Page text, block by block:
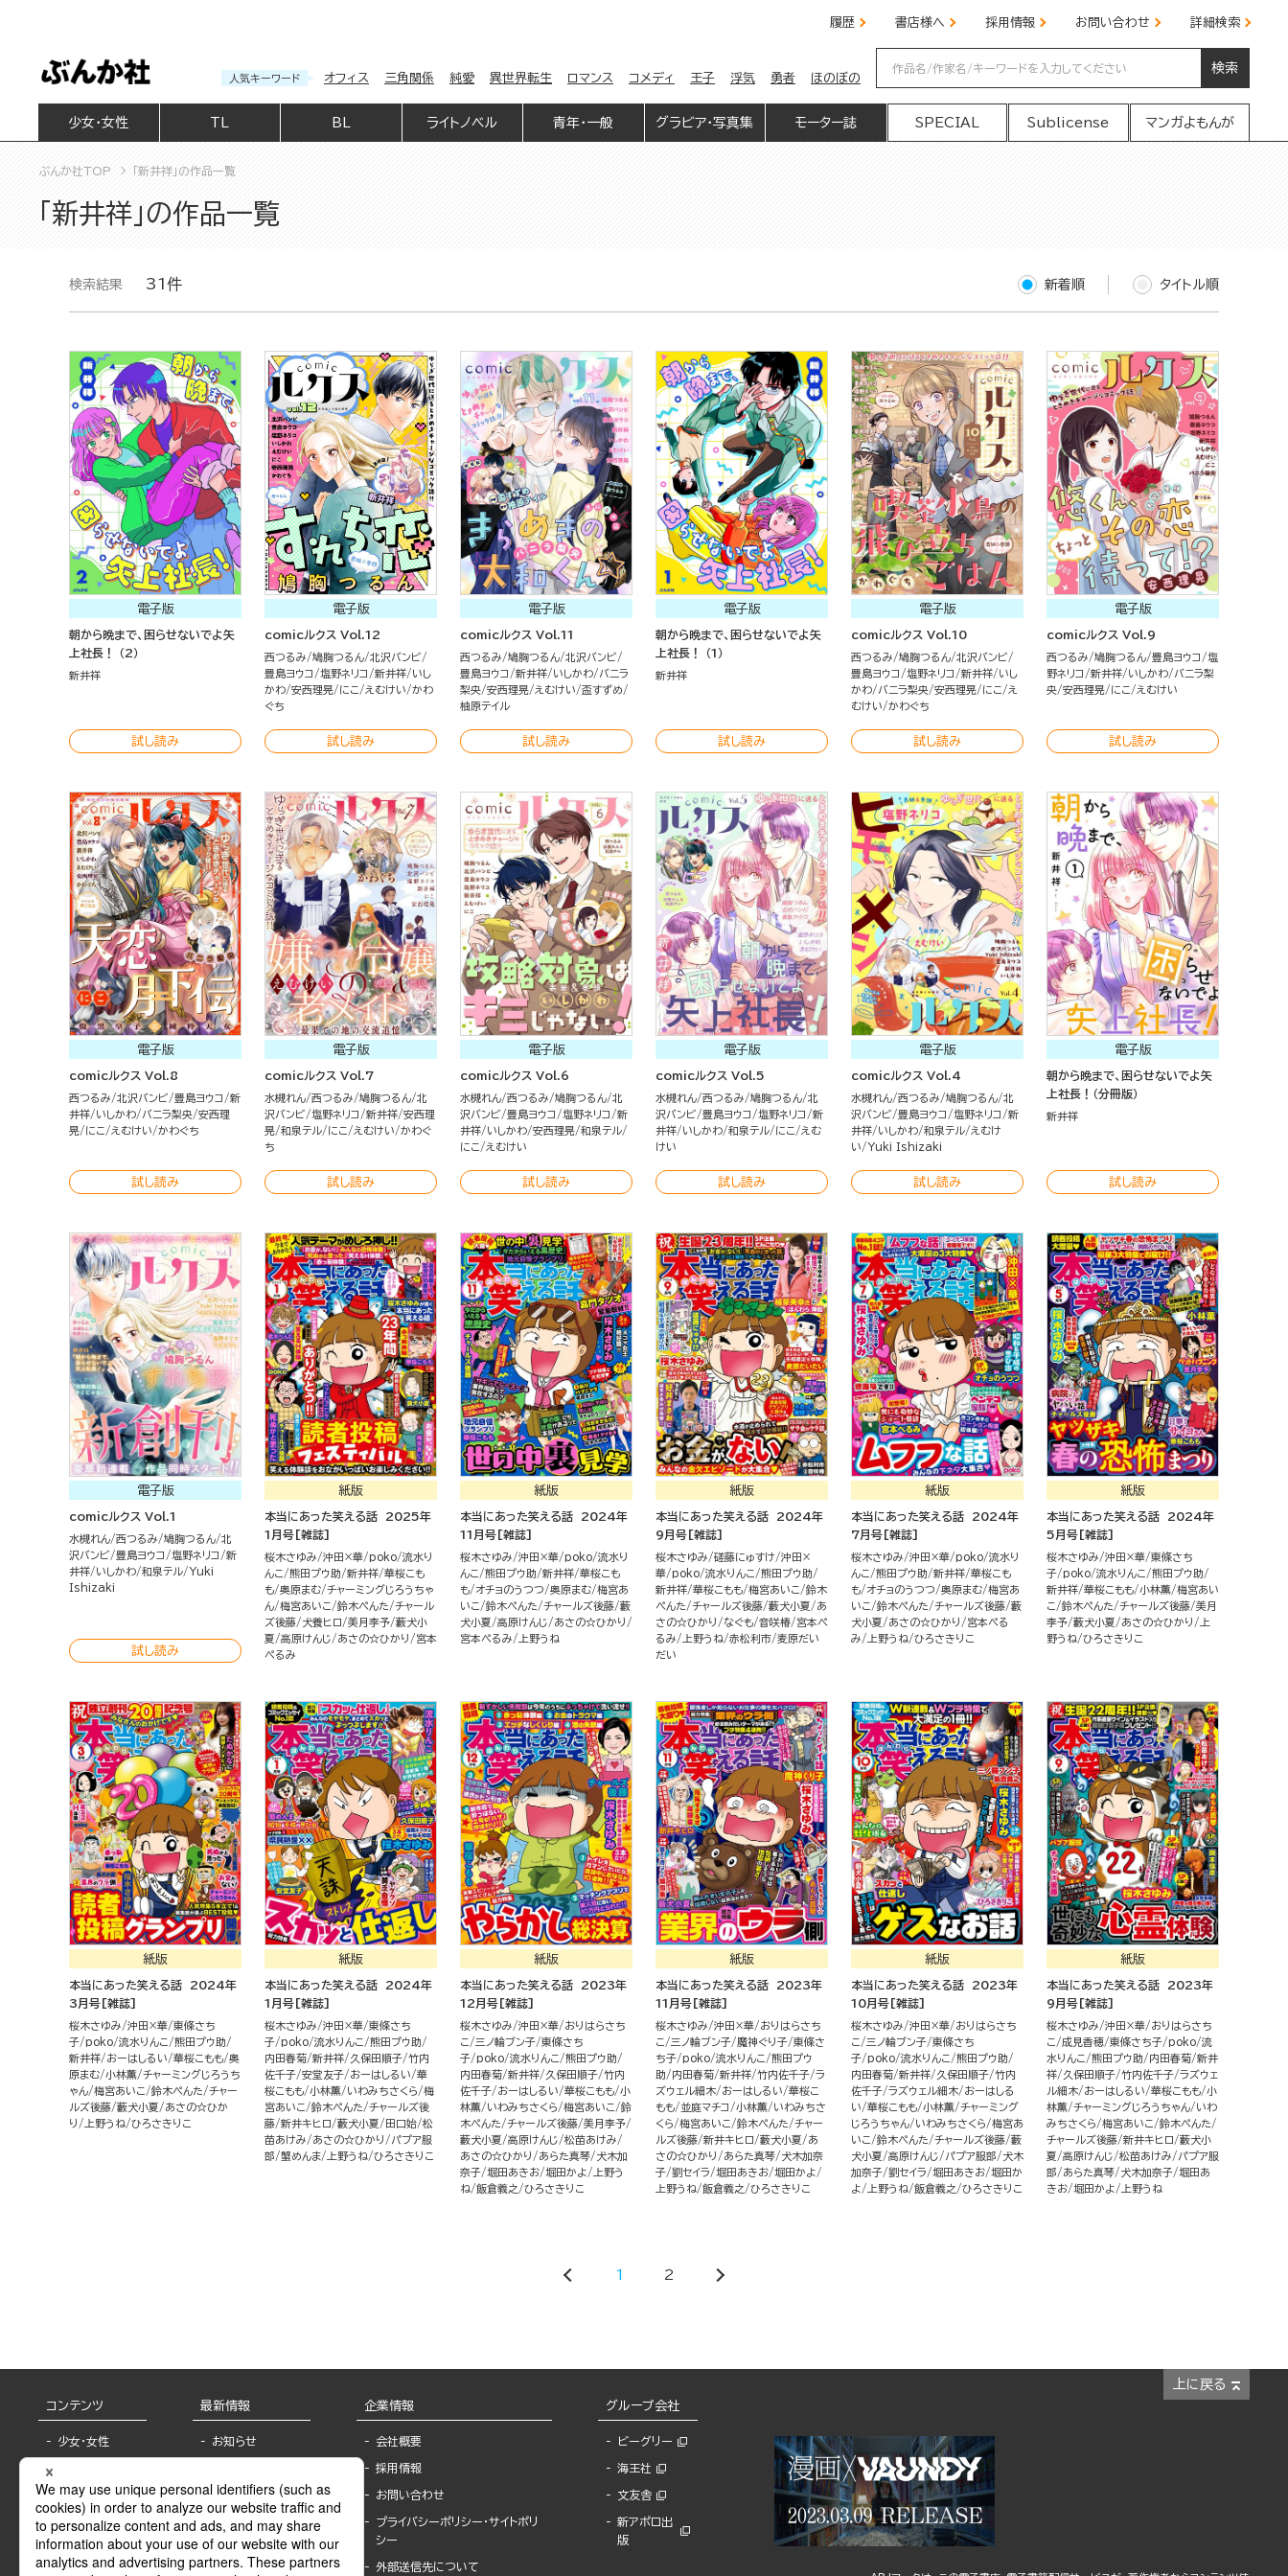
履歴 書店様へ 採用情報 お問い合わせ 詳細検索
人気キーワード オフィス 三角関係 純愛 異世界転生 ロマンス コメディ 王子 浮気 勇者 ほのぼの
検索
少女・女性 BL ライトノベル 青年・一般 グラビア・写真集 モーター誌 SPECIAL Sublicense マンガよもんが
ぶんか社TOP 「新井祥」の作品一覧
「新井祥」の作品一覧
検索結果 31件 新着順 タイトル順
電子版
朝から晩まで、困らせないでよ矢
上社長！ （2）
新井祥
試し読み
電子版
comicルクス Vol.12
西つるみ 鳩胸つるん 北沢バンビ
豊島ヨウコ
塩野ネリコ 新井祥
いし
かわ 安西理晃 にこ えむけい
かわ
ぐち
試し読み
電子版
comicルクス Vol.11
西つるみ 鳩胸つるん 北沢バンビ
豊島ヨウコ
新井祥 いしかわ
バニラ
梨央 安西理晃 えむけい
盃すずめ
柚原テイル
試し読み
電子版
朝から晩まで、困らせないでよ矢
上社長！ （1）
新井祥
試し読み
電子版
comicルクス Vol.10
西つるみ 鳩胸つるん 北沢バンビ
豊島ヨウコ
塩野ネリコ 新井祥
いし
かわ
バニラ梨央 安西理晃 にこ
え
むけい
かわぐち
試し読み
電子版
comicルクス Vol.9
西つるみ 鳩胸つるん 豊島ヨウコ
塩
野ネリコ
新井祥 いしかわ
バニラ梨
央 安西理晃 にこ えむけい
試し読み
電子版
comicルクス Vol.8
西つるみ 北沢バンビ 豊島ヨウコ
新
井祥
いしかわ バニラ梨央 安西理
晃
にこ えむけい かわぐち
試し読み
電子版
comicルクス Vol.7
水槻れん 西つるみ 鳩胸つるん 北
沢バンビ
塩野ネリコ 新井祥 安西理
晃 和泉テル にこ えむけい
かわぐ
ち
試し読み
電子版
comicルクス Vol.6
水槻れん 西つるみ 鳩胸つるん 北
沢バンビ
豊島ヨウコ 塩野ネリコ
新
井祥
いしかわ 安西理晃 和泉テル
にこ
えむけい
試し読み
電子版
comicルクス Vol.5
水槻れん 西つるみ 鳩胸つるん 北
沢バンビ
豊島ヨウコ 塩野ネリコ
新
井祥
いしかわ 和泉テル にこ
えむ
けい
試し読み
電子版
comicルクス Vol.4
水槻れん 西つるみ 鳩胸つるん 北
沢バンビ
豊島ヨウコ 塩野ネリコ
新
井祥
いしかわ 和泉テル
えむけ
い
Yuki Ishizaki
試し読み
電子版
朝から晩まで、困らせないでよ矢
上社長！（分冊版）
新井祥
試し読み
電子版
comicルクス Vol.1
水槻れん 西つるみ 鳩胸つるん 北
沢バンビ
豊島ヨウコ 塩野ネリコ
新
井祥
いしかわ 和泉テル Yuki
Ishizaki
試し読み
紙版
本当にあった笑える話 2025年
1月号[雑誌]
桜木さゆみ 沖田×華 poko 流水り
んこ
熊田プウ助 新井祥 華桜こも
も 奥原まむ チャーミングじろうちゃ
ん 梅宮あいこ 鈴木ぺんた
チャール
ズ後藤
犬養ヒロ 美月李予 藪犬小
夏
高原けんじ あさの☆ひかり
宮本
ぺるみ
紙版
本当にあった笑える話 2024年
11月号[雑誌]
桜木さゆみ 沖田×華 poko 流水り
んこ
熊田プウ助 新井祥 華桜こも
も
オチョのうつつ 奥原まむ 梅宮あ
いこ
鈴木ぺんた チャールズ後藤 藪
犬小夏
高原けんじ
あさの☆ひかり
宮本ぺるみ
上野うね
紙版
本当にあった笑える話 2024年
9月号[雑誌]
桜木さゆみ 磋藤にゅすけ
沖田×
華
poko 流水りんこ
熊田プウ助
新井祥 華桜こもも 梅宮あいこ
鈴木
ぺんた
チャールズ後藤 藪犬小夏
あ
さの☆ひかり
なぐも 音咲椿
宮本ぺ
るみ
上野うね 赤松利市 麦原だい
だい
紙版
本当にあった笑える話 2024年
7月号[雑誌]
桜木さゆみ 沖田×華 poko 流水り
んこ
熊田プウ助 新井祥 華桜こも
も
オチョのうつつ 奥原まむ 梅宮あ
いこ
鈴木ぺんた チャールズ後藤 藪
犬小夏
あさの☆ひかり
宮本ぺる
み
上野うね ひろさきりこ
紙版
本当にあった笑える話 2024年
5月号[雑誌]
桜木さゆみ 沖田×華 東條さち
子
poko 流水りんこ
熊田プウ助
新井祥 華桜こもも 小林薫 梅宮あい
こ
鈴木ぺんた チャールズ後藤 美月
李予 藪犬小夏 あさの☆ひかり
上
野うね ひろさきりこ
紙版
本当にあった笑える話 2024年
3月号[雑誌]
桜木さゆみ 沖田×華 東條さち
子
poko 流水りんこ
熊田プウ助
新井祥
おーはしるい 華桜こもも 奥
原まむ 小林薫 チャーミングじろうち
ゃん 梅宮あいこ 鈴木ぺんた
チャー
ルズ後藤 藪犬小夏
あさの☆ひか
り
上野うね ひろさきりこ
紙版
本当にあった笑える話 2024年
1月号[雑誌]
桜木さゆみ 沖田×華 東條さち
子
poko 流水りんこ
熊田プウ助
内田春菊 新井祥 久保田順子 竹内
佐千子 安堂友子 おーはしるい
華
桜こもも 小林薫 いわみちさくら
梅
宮あいこ
鈴木ぺんた
チャールズ後
藤 新井キヒロ 藪犬小夏 田口始 松
苗あけみ
あさの☆ひかり
パプア服
部
蟹めんま 上野うね ひろさきりこ
紙版
本当にあった笑える話 2023年
12月号[雑誌]
桜木さゆみ 沖田×華
おりはらさち
こ
三ノ輪ブン子 東條さち
子
poko 流水りんこ
熊田プウ助
内田春菊 新井祥 久保田順子 竹内
佐千子
おーはしるい 華桜こもも 小
林薫
いわみちさくら 梅宮あいこ
鈴
木ぺんた
チャールズ後藤 美月李予
藪犬小夏
高原けんじ
松苗あけみ
あさの☆ひかり
あらた真琴
犬木加
奈子 堀田あきお 堀田かよ
上野う
ね 飯倉義之 ひろさきりこ
紙版
本当にあった笑える話 2023年
11月号[雑誌]
桜木さゆみ 沖田×華
おりはらさち
こ
三ノ輪ブン子 魔神ぐり子 東條さ
ち子
poko 流水りんこ
熊田プウ
助
内田春菊 新井祥 竹内佐千子 ラ
ズウェル細木
おーはしるい
華桜こ
もも
並庭マチコ 小林薫
いわみちさ
くら
梅宮あいこ 鈴木ぺんた
チャー
ルズ後藤 新井キヒロ 藪犬小夏
あ
さの☆ひかり
あらた真琴
犬木加奈
子 劉セイラ 堀田あきお 堀田かよ
上野うね 飯倉義之 ひろさきりこ
紙版
本当にあった笑える話 2023年
10月号[雑誌]
桜木さゆみ 沖田×華
おりはらさち
こ
三ノ輪ブン子 東條さち
子
poko 流水りんこ
熊田プウ助
内田春菊 新井祥 久保田順子 竹内
佐千子 ラズウェル細木
おーはしる
い
華桜こもも 小林薫 チャーミング
じろうちゃん
いわみちさくら
梅宮あ
いこ
鈴木ぺんた チャールズ後藤 藪
犬小夏
高原けんじ パプア服部
犬木
加奈子 劉セイラ 堀田あきお 堀田か
よ
上野うね 飯倉義之 ひろさきりこ
紙版
本当にあった笑える話 2023年
9月号[雑誌]
桜木さゆみ 沖田×華
おりはらさち
こ
成見香穂 東條さち子 poko 流
水りんこ
熊田プウ助 内田春菊 新井
祥
久保田順子 竹内佐千子 ラズウェ
ル細木
おーはしるい 華桜こもも 小
林薫 チャーミングじろうちゃん
いわ
みちさくら
梅宮あいこ
鈴木ぺんた
チャールズ後藤 新井キヒロ
藪犬小
夏
高原けんじ 松苗あけみ
パプア服
部
あらた真琴 犬木加奈子 堀田あ
きお 堀田かよ 上野うね
1 2
上に戻る
コンテンツ
少女・女性
BL
ライトノベル
青年・一般
最新情報
お知らせ
報
書店様へ
海外ライセンシー
公式SNSアカウ
企業情報
会社概要
採用情報
お問い合わせ
プライバシーポリシー・サイトポリ
シー
外部送信先について
グループ会社
ビーグリー
海王社
文友舎
新アポロ出
版